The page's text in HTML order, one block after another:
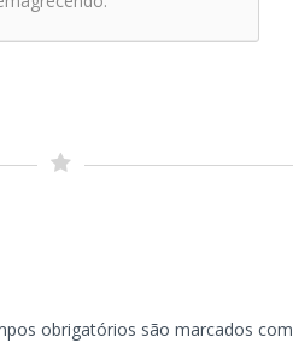
obrigatórios são marcados com